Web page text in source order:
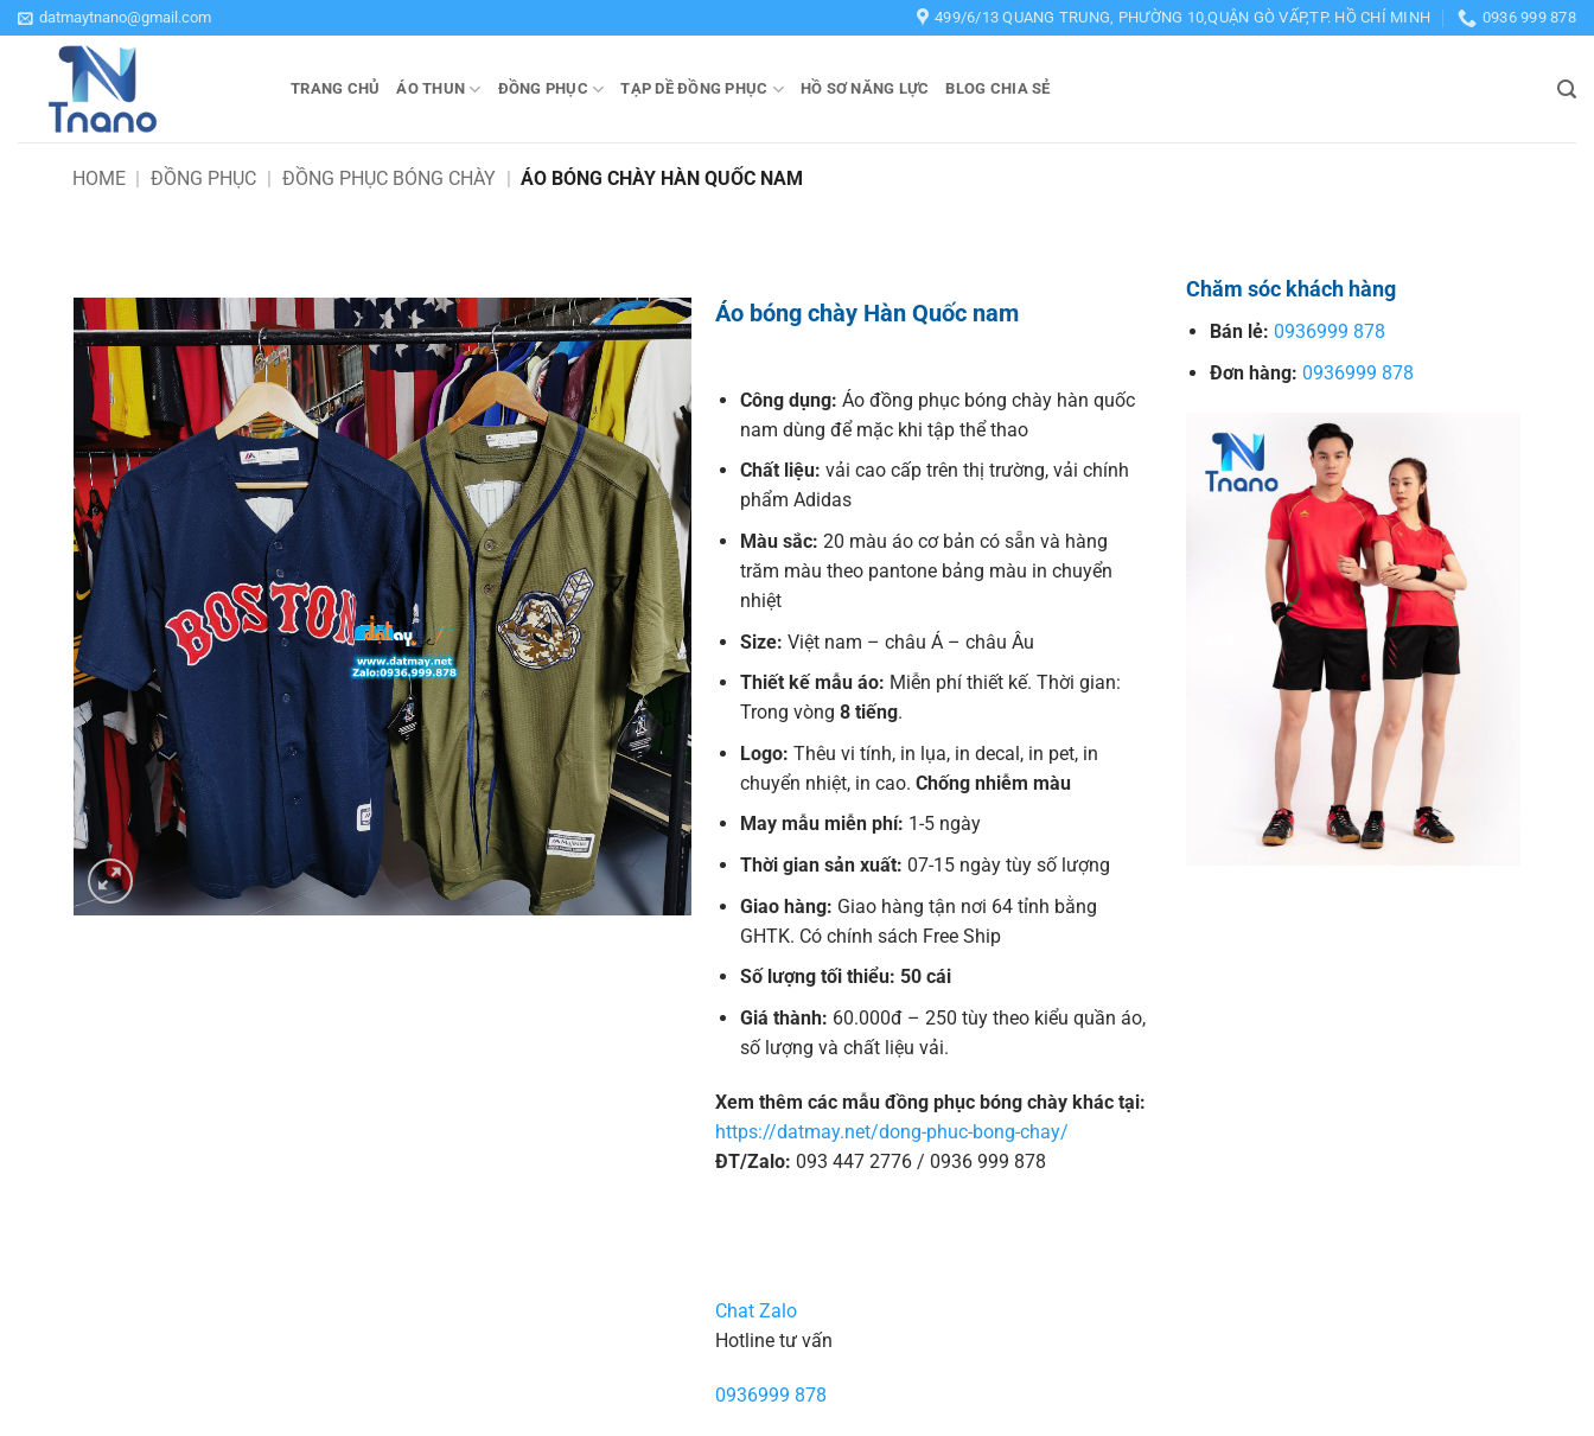
Bỏ
qua
datmaytnano@gmail.com 499/6/13 QUANG TRUNG, PHƯỜNG 10,QUẬN GÒ VẤP,TP. HỒ CHÍ MINH 0936 999 878
TRANG CHỦ ÁO THUN ĐỒNG PHỤC TẠP DỀ ĐỒNG PHỤC HỒ SƠ NĂNG LỰC BLOG CHIA SẺ
HOME | ĐỒNG PHỤC | ĐỒNG PHỤC BÓNG CHÀY | ÁO BÓNG CHÀY HÀN QUỐC NAM
Áo bóng chày Hàn Quốc nam
Công dụng: Áo đồng phục bóng chày hàn quốc
nam dùng để mặc khi tập thể thao
Chất liệu: vải cao cấp trên thị trường, vải chính
phẩm Adidas
Màu sắc: 20 màu áo cơ bản có sẵn và hàng
trăm màu theo pantone bảng màu in chuyển
nhiệt
Size: Việt nam – châu Á – châu Âu
Thiết kế mẫu áo: Miễn phí thiết kế. Thời gian:
Trong vòng 8 tiếng.
Logo: Thêu vi tính, in lụa, in decal, in pet, in
chuyển nhiệt, in cao. Chống nhiễm màu
May mẫu miễn phí: 1-5 ngày
Thời gian sản xuất: 07-15 ngày tùy số lượng
Giao hàng: Giao hàng tận nơi 64 tỉnh bằng
GHTK. Có chính sách Free Ship
Số lượng tối thiểu: 50 cái
Giá thành: 60.000đ – 250 tùy theo kiểu quần áo,
số lượng và chất liệu vải.
Xem thêm các mẫu đồng phục bóng chày khác tại:
https://datmay.net/dong-phuc-bong-chay/
ĐT/Zalo: 093 447 2776 / 0936 999 878
Chat Zalo
Hotline tư vấn
0936999 878
Chăm sóc khách hàng
Bán lẻ: 0936999 878
Đơn hàng: 0936999 878